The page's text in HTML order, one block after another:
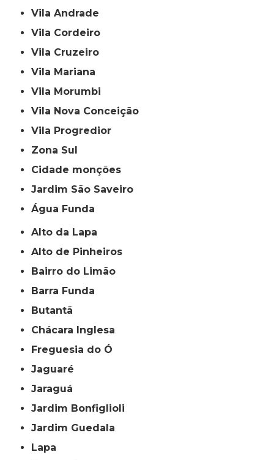
Vila Andrade
Vila Cordeiro
Vila Cruzeiro
Vila Mariana
Vila Morumbi
Vila Nova Conceição
Vila Progredior
Zona Sul
cidade monções
jardim São Saveiro
Água Funda
Alto da Lapa
Alto de Pinheiros
Bairro do Limão
Barra Funda
Butantã
Chácara Inglesa
Freguesia do Ó
Jaguaré
Jaraguá
Jardim Bonfiglioli
Jardim Guedala
Lapa